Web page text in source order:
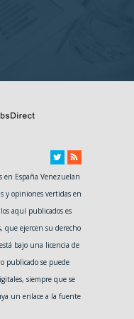
en España Venezuelan
y opiniones vertidas en
aquí publicados es
que ejercen su derecho
bajo una licencia de
publicado se puede
siempre que se
un enlace a la fuente